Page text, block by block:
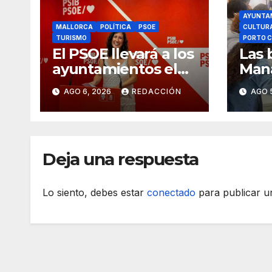
MALLORCA POLÍTICA
PSOE
TURISMO
El PSOE llevará a los
ayuntamientos el
cambio de modelo
turístico y de
vivienda
AGO 6, 2026 REDACCIÓN
PORTO
Las
AGO
Deja una respuesta
Lo siento, debes estar conectado para publicar